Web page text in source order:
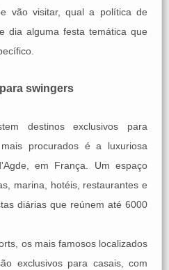
vão visitar, qual a política de
dia alguma festa temática que
swingers
destinos exclusivos para
procurados é a luxuriosa
em França. Um espaço
marina, hotéis, restaurantes e
diárias que reúnem até 6000
os mais famosos localizados
exclusivos para casais, com